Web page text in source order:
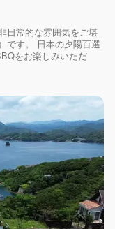
日常的な雰囲気をご堪
です。 日本の夕陽百選
をお楽しみいただ